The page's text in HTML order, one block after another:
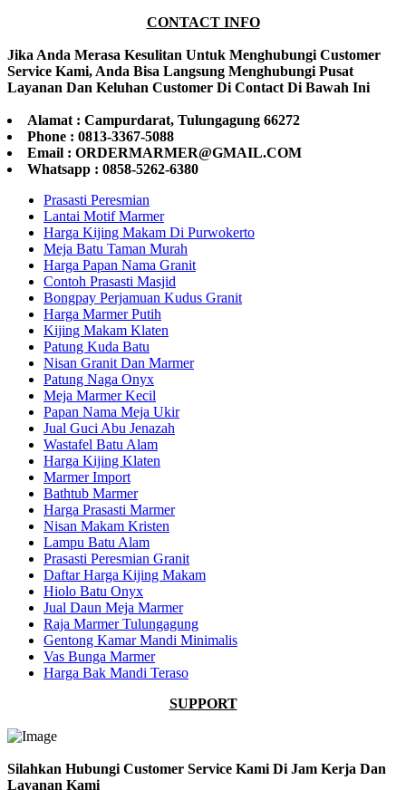
CONTACT INFO
Jika Anda Merasa Kesulitan Untuk Menghubungi Customer
Service Kami, Anda Bisa Langsung Menghubungi Pusat
Layanan Dan Keluhan Customer Di Contact Di Bawah Ini
Alamat : Campurdarat, Tulungagung 66272
Phone : 0813-3367-5088
Email : ORDERMARMER@GMAIL.COM
Whatsapp : 0858-5262-6380
Prasasti Peresmian
Lantai Motif Marmer
Harga Kijing Makam Di Purwokerto
Meja Batu Taman Murah
Harga Papan Nama Granit
Contoh Prasasti Masjid
Bongpay Perjamuan Kudus Granit
Harga Marmer Putih
Kijing Makam Klaten
Patung Kuda Batu
Nisan Granit Dan Marmer
Patung Naga Onyx
Meja Marmer Kecil
Papan Nama Meja Ukir
Jual Guci Abu Jenazah
Wastafel Batu Alam
Harga Kijing Klaten
Marmer Import
Bathtub Marmer
Harga Prasasti Marmer
Nisan Makam Kristen
Lampu Batu Alam
Prasasti Peresmian Granit
Daftar Harga Kijing Makam
Hiolo Batu Onyx
Jual Daun Meja Marmer
Raja Marmer Tulungagung
Gentong Kamar Mandi Minimalis
Vas Bunga Marmer
Harga Bak Mandi Teraso
SUPPORT
Silahkan Hubungi Customer Service Kami Di Jam Kerja Dan
Layanan Kami